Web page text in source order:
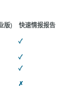
版)
快速情报报告
✓
✓
✓
✗